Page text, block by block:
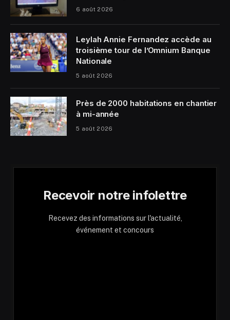
6 août 2026
Leylah Annie Fernandez accède au
troisième tour de l’Omnium Banque
Nationale
5 août 2026
Près de 2000 habitations en chantier
à mi-année
5 août 2026
Recevoir notre infolettre
Recevez des informations sur l'actualité,
événement et concours